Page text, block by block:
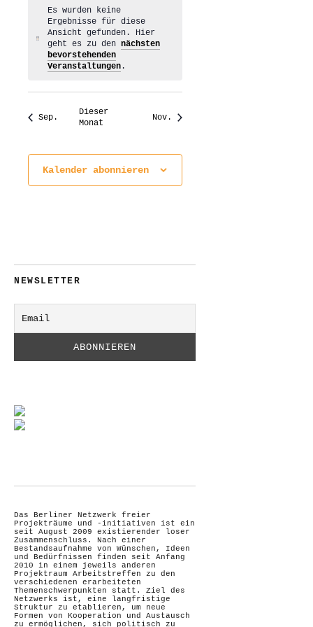
Hinweis
Es wurden keine
Ergebnisse für diese
Ansicht gefunden. Hier
geht es zu dennächsten
bevorstehenden
Veranstaltungen .
Sep.
Dieser
Monat
Nov.
Kalender abonnieren
NEWSLETTER
Das Berliner Netzwerk freier
Projekträume und -initiativen ist ein
seit August 2009 existierender loser
Zusammenschluss. Nach einer
Bestandsaufnahme von Wünschen, Ideen
und Bedürfnissen finden seit Anfang
2010 in einem jeweils anderen
Projektraum Arbeitstreffen zu den
verschiedenen erarbeiteten
Themenschwerpunkten statt. Ziel des
Netzwerks ist, eine langfristige
Struktur zu etablieren, um neue
Formen von Kooperation und Austausch
zu ermöglichen, sich politisch zu